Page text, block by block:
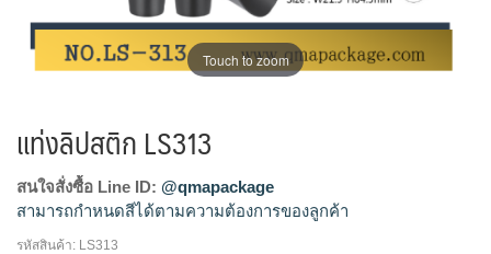
Touch to zoom
แท่งลิปสติก LS313
สนใจสั่งซื้อ Line ID: @qmapackage
สามารถกำหนดสีได้ตามความต้องการของลูกค้า
รหัสสินค้า: LS313